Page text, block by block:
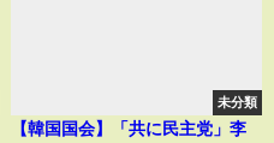
未分類
【韓国国会】「共に民主党」李